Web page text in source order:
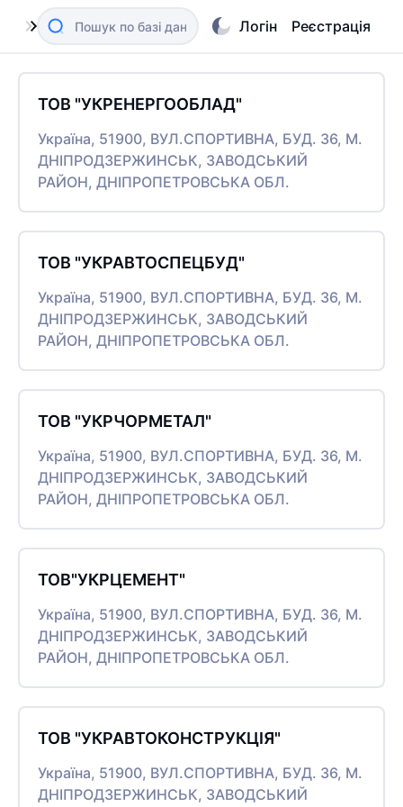
Логін Реєстрація
ТОВ "УКРЕНЕРГООБЛАД"
Україна, 51900, ВУЛ.СПОРТИВНА, БУД. 36, М.
ДНІПРОДЗЕРЖИНСЬК, ЗАВОДСЬКИЙ
РАЙОН, ДНІПРОПЕТРОВСЬКА ОБЛ.
ТОВ "УКРАВТОСПЕЦБУД"
Україна, 51900, ВУЛ.СПОРТИВНА, БУД. 36, М.
ДНІПРОДЗЕРЖИНСЬК, ЗАВОДСЬКИЙ
РАЙОН, ДНІПРОПЕТРОВСЬКА ОБЛ.
ТОВ "УКРЧОРМЕТАЛ"
Україна, 51900, ВУЛ.СПОРТИВНА, БУД. 36, М.
ДНІПРОДЗЕРЖИНСЬК, ЗАВОДСЬКИЙ
РАЙОН, ДНІПРОПЕТРОВСЬКА ОБЛ.
ТОВ"УКРЦЕМЕНТ"
Україна, 51900, ВУЛ.СПОРТИВНА, БУД. 36, М.
ДНІПРОДЗЕРЖИНСЬК, ЗАВОДСЬКИЙ
РАЙОН, ДНІПРОПЕТРОВСЬКА ОБЛ.
ТОВ "УКРАВТОКОНСТРУКЦІЯ"
Україна, 51900, ВУЛ.СПОРТИВНА, БУД. 36, М.
ДНІПРОДЗЕРЖИНСЬК, ЗАВОДСЬКИЙ